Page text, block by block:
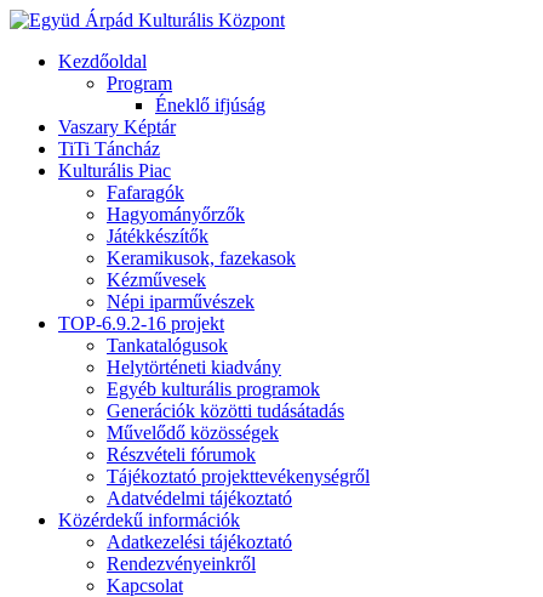
Kezdőoldal
Program
Éneklő ifjúság
Vaszary Képtár
TiTi Táncház
Kulturális Piac
Fafaragók
Hagyományőrzők
Játékkészítők
Keramikusok, fazekasok
Kézművesek
Népi iparművészek
TOP-6.9.2-16 projekt
Tankatalógusok
Helytörténeti kiadvány
Egyéb kulturális programok
Generációk közötti tudásátadás
Művelődő közösségek
Részvételi fórumok
Tájékoztató projekttevékenységről
Adatvédelmi tájékoztató
Közérdekű információk
Adatkezelési tájékoztató
Rendezvényeinkről
Kapcsolat